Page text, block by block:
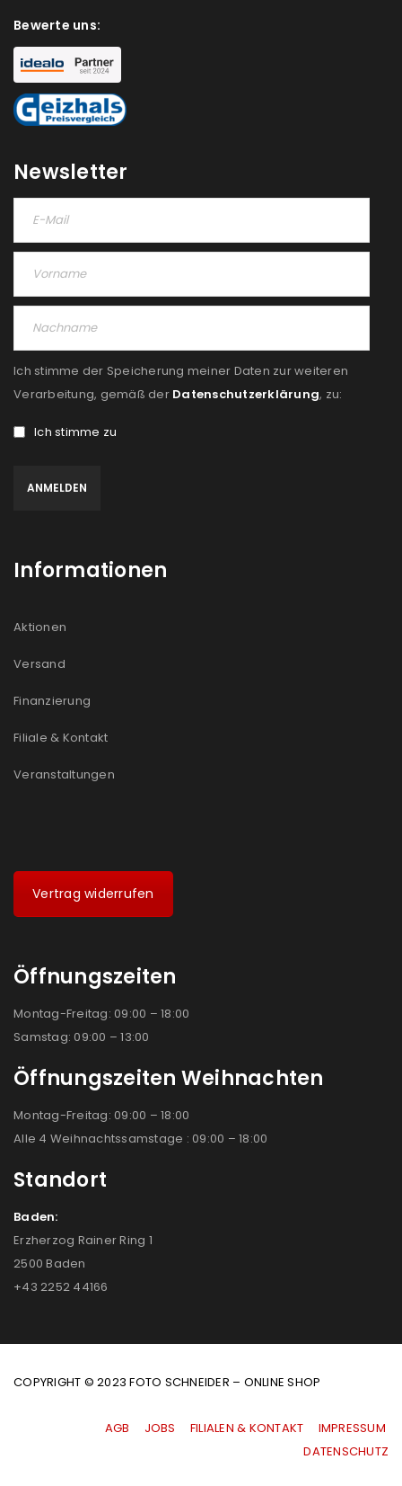
ANMELDEN
Benutzername oder E-Mail-Adresse
Anmeldeformular geschützt durchWP Captcha
ANMELDEN
PASSWORT VERGESSEN?
REGISTRIEREN
Please select all the ways you would like to hear from
Ja, ich möchte ein Kundenkonto eröffnen und
Bewerte uns:
Newsletter
Ich stimme der Speicherung meiner Daten zur weiteren
Verarbeitung, gemäß der Datenschutzerklärung, zu:
Ich stimme zu
Informationen
Aktionen
Versand
Finanzierung
Filiale & Kontakt
Veranstaltungen
Vertrag widerrufen
Öffnungszeiten
Montag-Freitag: 09:00 – 18:00
Samstag: 09:00 – 13:00
Öffnungszeiten Weihnachten
Montag-Freitag: 09:00 – 18:00
Alle 4 Weihnachtssamstage : 09:00 – 18:00
Standort
Baden:
Erzherzog Rainer Ring 1
2500 Baden
+43 2252 44166
COPYRIGHT © 2023 FOTO SCHNEIDER – ONLINE SHOP
AGB JOBS FILIALEN & KONTAKT
IMPRESSUM
|DATENSCHUTZ